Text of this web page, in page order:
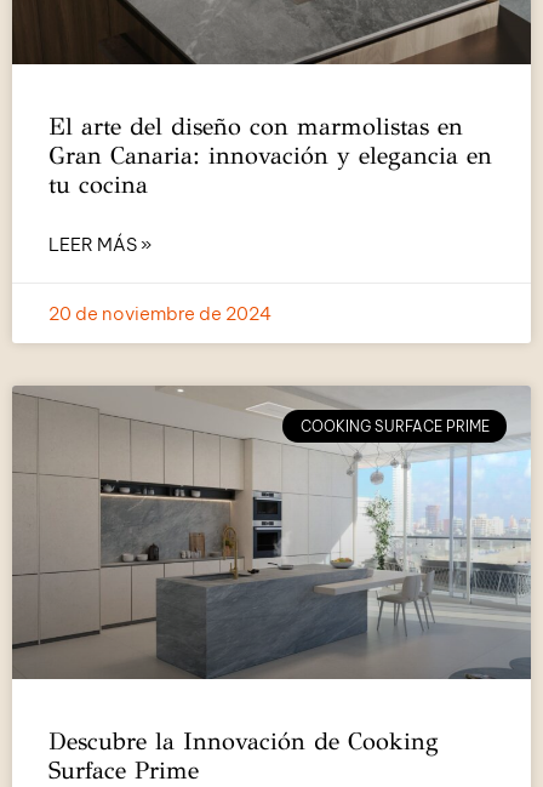
El arte del diseño con marmolistas en
Gran Canaria: innovación y elegancia en
tu cocina
LEER MÁS »
20 de noviembre de 2024
COOKING SURFACE PRIME
Descubre la Innovación de Cooking
Surface Prime